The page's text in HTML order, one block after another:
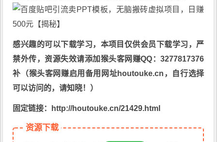
感兴趣的可以下载学习，本项目仅供会员下载学习，严
禁外传，资源失效请添加猴头客网赚QQ：3277817376
补（猴头客网赚启用备用网址houtouke.cn，自行选择
可以访问的，请知晓！）
固定链接：http://houtouke.cn/21429.html
资源下载